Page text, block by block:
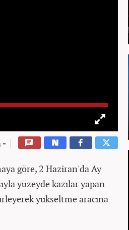
göre, 2 Haziran'da Ay
yüzeyde kazılar yapan
yükseltme aracına